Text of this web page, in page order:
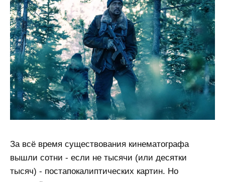
За всё время существования кинематографа
вышли сотни - если не тысячи (или десятки
тысяч) - постапокалиптических картин. Но